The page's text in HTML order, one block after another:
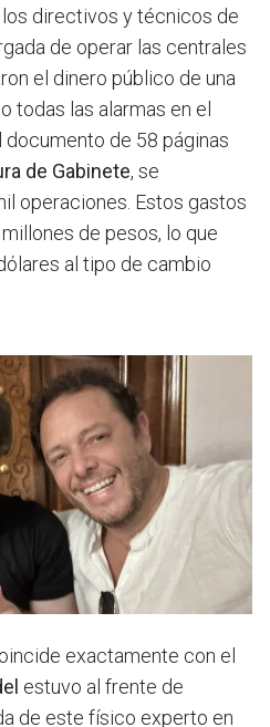
los directivos y técnicos de
de operar las centrales
el dinero público de una
todas las alarmas en el
de 58 páginas
de Gabinete, se
operaciones. Estos gastos
de pesos, lo que
al tipo de cambio
exactamente con el
estuvo al frente de
de este físico experto en